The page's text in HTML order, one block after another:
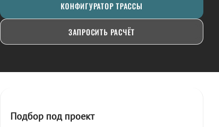
КОНФИГУРАТОР ТРАССЫ
ЗАПРОСИТЬ РАСЧЁТ
Подбор под проект